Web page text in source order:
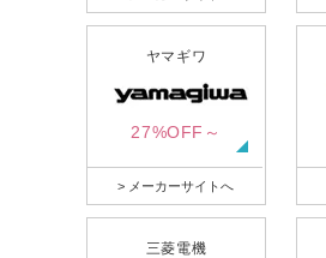
ヤマギワ
27%OFF～
> メーカーサイトへ
三菱電機